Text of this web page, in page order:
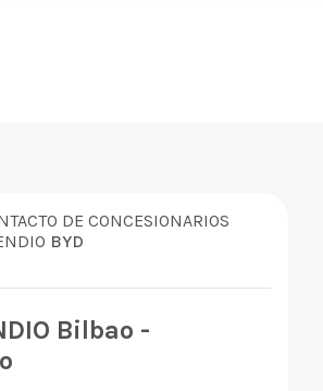
DE CONCESIONARIOS
BYD
Bilbao -